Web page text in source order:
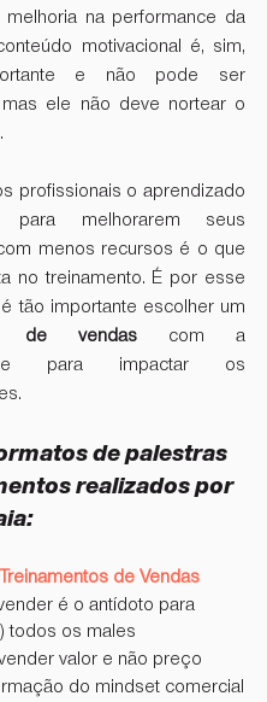
na performance da
motivacional é, sim,
e não pode ser
mas ele não deve nortear o
profissionais o aprendizado
para melhorarem seus
menos recursos é o que
no treinamento. É por esse
de vendas com a
para impactar os
de palestras
realizados por
de Vendas
é o antídoto para
todos os males
valor e não preço
do mindset comercial